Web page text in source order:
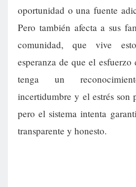
oportunidad o una fuente
Pero también afecta a sus
comunidad, que vive
esperanza de que el esfuerzo
tenga un
incertidumbre y el estrés son
pero el sistema intenta
transparente y honesto.